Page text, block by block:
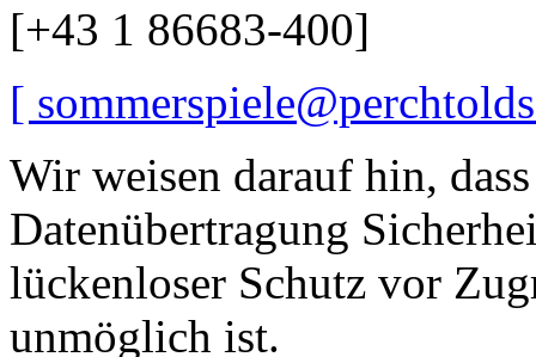
[+43 1 86683-400]
[
Wir weisen darauf hin,
Datenübertragung
lückenloser Schutz vor
unmöglich ist.